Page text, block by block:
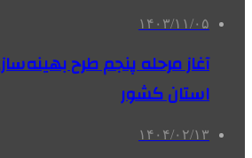
۱۴۰۳/۱۱/۰۵
استان کشور
۱۴۰۴/۰۲/۱۳